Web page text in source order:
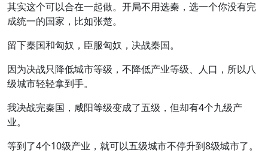
其实这个可以合在一起做。开局不用选秦，选一个你没有完
成统一的国家，比如张楚。
留下秦国和匈奴，臣服匈奴，决战秦国。
因为决战只降低城市等级，不降低产业等级、人口，所以八
级城市轻轻拿到手。
我决战完秦国，咸阳等级变成了五级，但却有4个九级产
业。
等到了4个10级产业，就可以五级城市不停升到8级城市了。